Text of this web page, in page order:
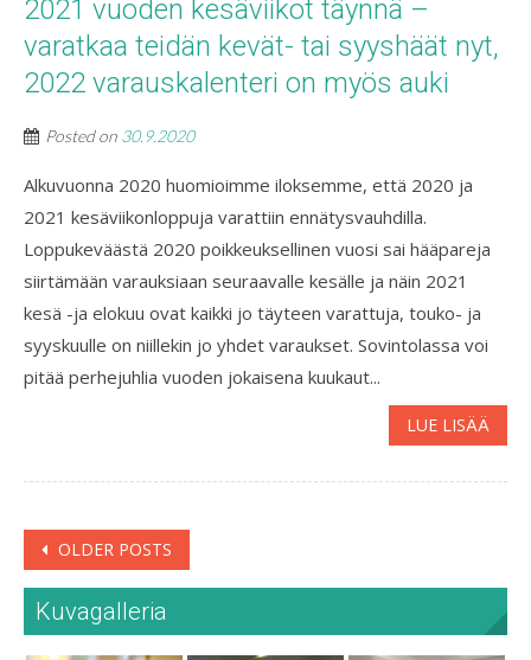
2021 vuoden kesäviikot täynnä –
varatkaa teidän kevät- tai syyshäät nyt,
2022 varauskalenteri on myös auki
Posted on 30.9.2020
Alkuvuonna 2020 huomioimme iloksemme, että 2020 ja
2021 kesäviikonloppuja varattiin ennätysvauhdilla.
Loppukeväästä 2020 poikkeuksellinen vuosi sai hääpareja
siirtämään varauksiaan seuraavalle kesälle ja näin 2021
kesä -ja elokuu ovat kaikki jo täyteen varattuja, touko- ja
syyskuulle on niillekin jo yhdet varaukset. Sovintolassa voi
pitää perhejuhlia vuoden jokaisena kuukaut...
LUE LISÄÄ
Posts
navigation
OLDER POSTS
Kuvagalleria